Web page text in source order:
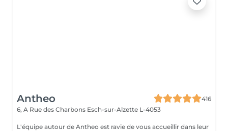
Antheo
416
6, A Rue des Charbons Esch-sur-Alzette L-4053
L'équipe autour de Antheo est ravie de vous accueillir dans leur